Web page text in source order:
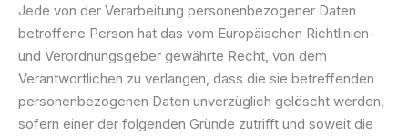
Jede von der Verarbeitung personenbezogener Daten
betroffene Person hat das vom Europäischen Richtlinien-
und Verordnungsgeber gewährte Recht, von dem
Verantwortlichen zu verlangen, dass die sie betreffenden
personenbezogenen Daten unverzüglich gelöscht werden,
sofern einer der folgenden Gründe zutrifft und soweit die